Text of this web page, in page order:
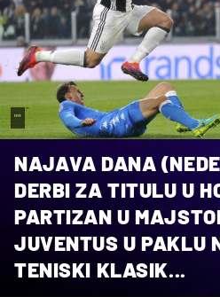
""
NAJAVA DANA
DERBI ZA TITULU U
PARTIZAN U
JUVENTUS U PAKLU
TENISKI KLASIK...